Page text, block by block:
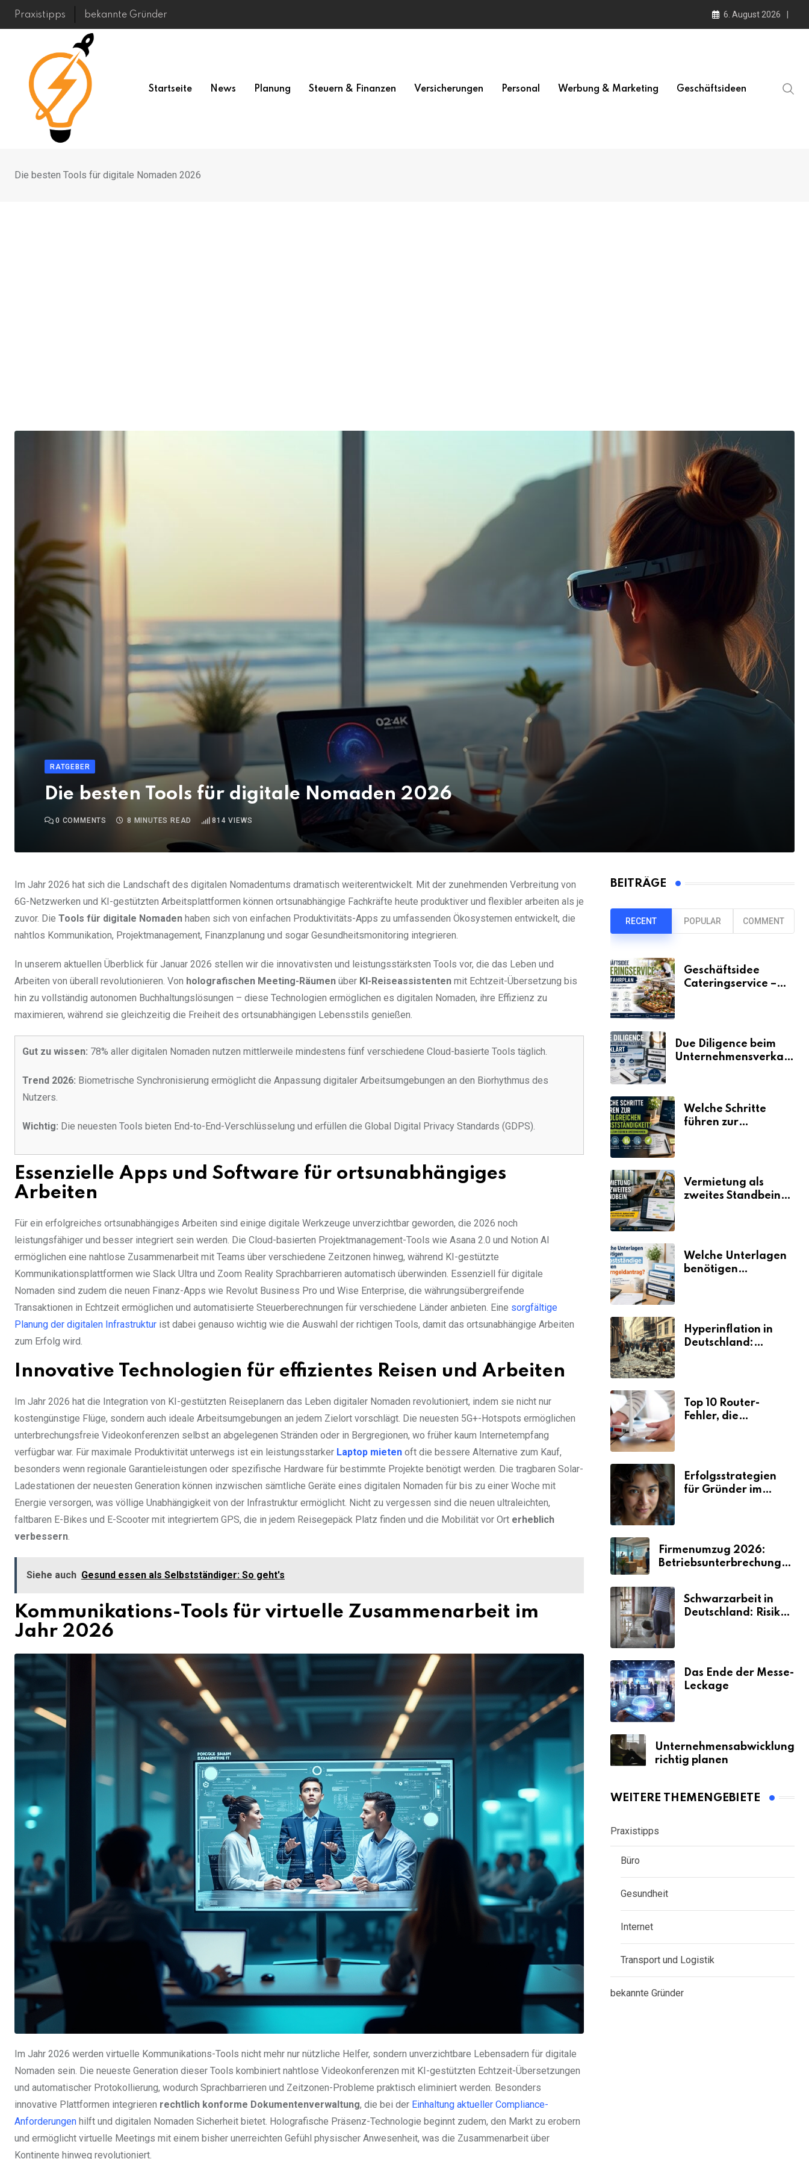
Skip
Praxistipps bekannte Gründer 6. August 2026
Startseite News Planung Steuern & Finanzen Versicherungen Personal Werbung & Marketing Geschäftsideen
Die besten Tools für digitale Nomaden 2026
RATGEBER
Die besten Tools für digitale Nomaden 2026
0 COMMENTS 8 MINUTES READ 814 VIEWS
Im Jahr 2026 hat sich die Landschaft des digitalen Nomadentums dramatisch weiterentwickelt. Mit der zunehmenden Verbreitung von
6G-Netzwerken und KI-gestützten Arbeitsplattformen können ortsunabhängige Fachkräfte heute produktiver und flexibler arbeiten als je
zuvor. Die Tools für digitale Nomaden haben sich von einfachen Produktivitäts-Apps zu umfassenden Ökosystemen entwickelt, die
nahtlos Kommunikation, Projektmanagement, Finanzplanung und sogar Gesundheitsmonitoring integrieren.
In unserem aktuellen Überblick für Januar 2026 stellen wir die innovativsten und leistungsstärksten Tools vor, die das Leben und
Arbeiten von überall revolutionieren. Von holografischen Meeting-Räumen über KI-Reiseassistenten mit Echtzeit-Übersetzung bis
hin zu vollständig autonomen Buchhaltungslösungen – diese Technologien ermöglichen es digitalen Nomaden, ihre Effizienz zu
maximieren, während sie gleichzeitig die Freiheit des ortsunabhängigen Lebensstils genießen.
Gut zu wissen: 78% aller digitalen Nomaden nutzen mittlerweile mindestens fünf verschiedene Cloud-basierte Tools täglich.
Trend 2026: Biometrische Synchronisierung ermöglicht die Anpassung digitaler Arbeitsumgebungen an den Biorhythmus des
Nutzers.
Wichtig: Die neuesten Tools bieten End-to-End-Verschlüsselung und erfüllen die Global Digital Privacy Standards (GDPS).
Essenzielle Apps und Software für ortsunabhängiges
Arbeiten
Für ein erfolgreiches ortsunabhängiges Arbeiten sind einige digitale Werkzeuge unverzichtbar geworden, die 2026 noch
leistungsfähiger und besser integriert sein werden. Die Cloud-basierten Projektmanagement-Tools wie Asana 2.0 und Notion AI
ermöglichen eine nahtlose Zusammenarbeit mit Teams über verschiedene Zeitzonen hinweg, während KI-gestützte
Kommunikationsplattformen wie Slack Ultra und Zoom Reality Sprachbarrieren automatisch überwinden. Essenziell für digitale
Nomaden sind zudem die neuen Finanz-Apps wie Revolut Business Pro und Wise Enterprise, die währungsübergreifende
Transaktionen in Echtzeit ermöglichen und automatisierte Steuerberechnungen für verschiedene Länder anbieten. Eine sorgfältige
Planung der digitalen Infrastruktur ist dabei genauso wichtig wie die Auswahl der richtigen Tools, damit das ortsunabhängige Arbeiten
zum Erfolg wird.
Innovative Technologien für effizientes Reisen und Arbeiten
Im Jahr 2026 hat die Integration von KI-gestützten Reiseplanern das Leben digitaler Nomaden revolutioniert, indem sie nicht nur
kostengünstige Flüge, sondern auch ideale Arbeitsumgebungen an jedem Zielort vorschlägt. Die neuesten 5G+-Hotspots ermöglichen
unterbrechungsfreie Videokonferenzen selbst an abgelegenen Stränden oder in Bergregionen, wo früher kaum Internetempfang
verfügbar war. Für maximale Produktivität unterwegs ist ein leistungsstarker Laptop mieten oft die bessere Alternative zum Kauf,
besonders wenn regionale Garantieleistungen oder spezifische Hardware für bestimmte Projekte benötigt werden. Die tragbaren Solar-
Ladestationen der neuesten Generation können inzwischen sämtliche Geräte eines digitalen Nomaden für bis zu einer Woche mit
Energie versorgen, was völlige Unabhängigkeit von der Infrastruktur ermöglicht. Nicht zu vergessen sind die neuen ultraleichten,
faltbaren E-Bikes und E-Scooter mit integriertem GPS, die in jedem Reisegepäck Platz finden und die Mobilität vor Ort erheblich
verbessern.
Siehe auch Gesund essen als Selbstständiger: So geht's
Kommunikations-Tools für virtuelle Zusammenarbeit im
Jahr 2026
Im Jahr 2026 werden virtuelle Kommunikations-Tools nicht mehr nur nützliche Helfer, sondern unverzichtbare Lebensadern für digitale
Nomaden sein. Die neueste Generation dieser Tools kombiniert nahtlose Videokonferenzen mit KI-gestützten Echtzeit-Übersetzungen
und automatischer Protokollierung, wodurch Sprachbarrieren und Zeitzonen-Probleme praktisch eliminiert werden. Besonders
innovative Plattformen integrieren rechtlich konforme Dokumentenverwaltung, die bei der Einhaltung aktueller Compliance-
Anforderungen hilft und digitalen Nomaden Sicherheit bietet. Holografische Präsenz-Technologie beginnt zudem, den Markt zu erobern
und ermöglicht virtuelle Meetings mit einem bisher unerreichten Gefühl physischer Anwesenheit, was die Zusammenarbeit über
Kontinente hinweg revolutioniert.
BEITRÄGE
RECENT POPULAR COMMENT
Geschäftsidee
Cateringservice –
Due Diligence beim
Unternehmensverkauf
Welche Schritte
führen zur
Vermietung als
zweites Standbein:
Umsätze machen
Welche Unterlagen
benötigen
Hyperinflation in
Deutschland:
Top 10 Router-
Fehler, die
Erfolgsstrategien
für Gründer im
Firmenumzug 2026:
Betriebsunterbrechungen
Schwarzarbeit in
Deutschland: Risiken
Das Ende der Messe-
Leckage
Unternehmensabwicklung
richtig planen
WEITERE THEMENGEBIETE
Praxistipps
Büro
Gesundheit
Internet
Transport und Logistik
bekannte Gründer